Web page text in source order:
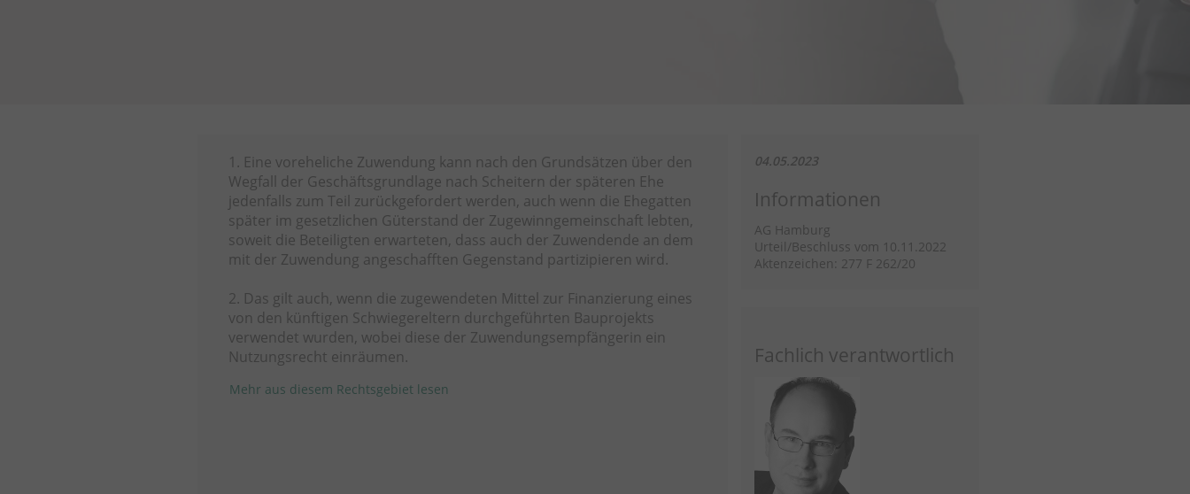
1. Eine voreheliche Zuwendung kann nach den Grundsätzen über den
Wegfall der Geschäftsgrundlage nach Scheitern der späteren Ehe
jedenfalls zum Teil zurückgefordert werden, auch wenn die Ehegatten
später im gesetzlichen Güterstand der Zugewinngemeinschaft lebten,
soweit die Beteiligten erwarteten, dass auch der Zuwendende an dem
mit der Zuwendung angeschafften Gegenstand partizipieren wird.
2. Das gilt auch, wenn die zugewendeten Mittel zur Finanzierung eines
von den künftigen Schwiegereltern durchgeführten Bauprojekts
verwendet wurden, wobei diese der Zuwendungsempfängerin ein
Nutzungsrecht einräumen.
Mehr aus diesem Rechtsgebiet lesen
04.05.2023
Informationen
AG Hamburg
Urteil/Beschluss vom 10.11.2022
Aktenzeichen: 277 F 262/20
Fachlich verantwortlich